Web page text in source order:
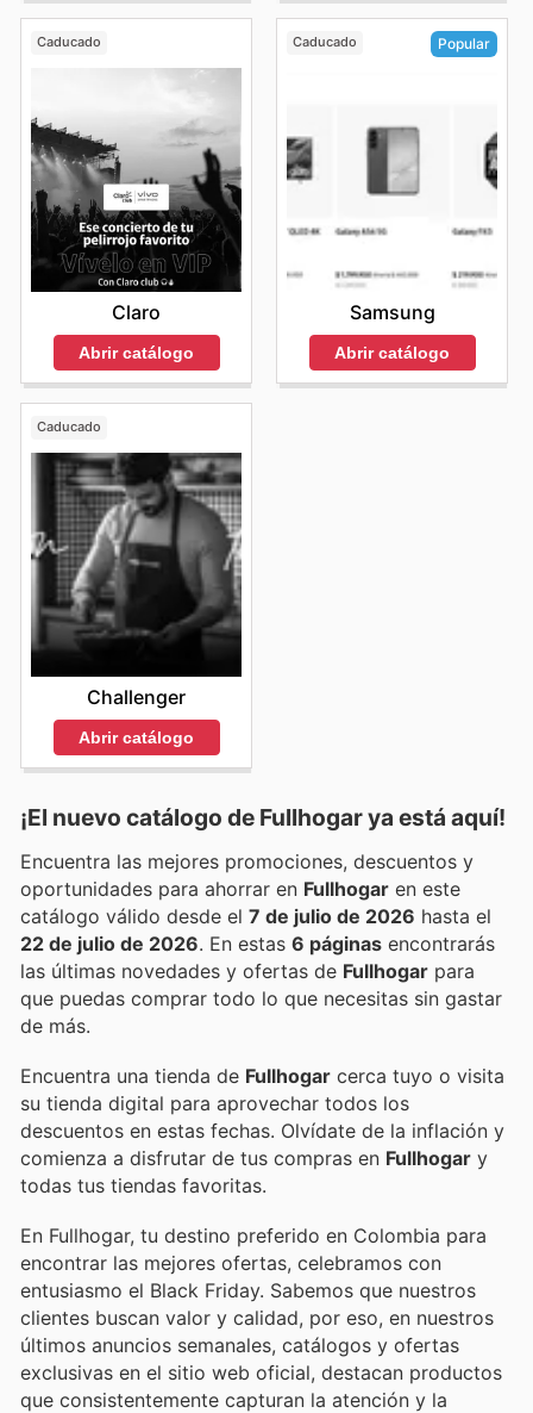
Caducado
Claro
Abrir catálogo
Caducado Popular
Samsung
Abrir catálogo
Caducado
Challenger
Abrir catálogo
¡El nuevo catálogo de Fullhogarya está aquí!
Encuentra las mejores promociones, descuentos y
oportunidades para ahorrar en Fullhogar en este
catálogo válido desde el 7 de julio de 2026 hasta el
22 de julio de 2026 . En estas 6 páginas encontrarás
las últimas novedades y ofertas de Fullhogar para
que puedas comprar todo lo que necesitas sin gastar
de más.
Encuentra una tienda de Fullhogar cerca tuyo o visita
su tienda digital para aprovechar todos los
descuentos en estas fechas. Olvídate de la inflación y
comienza a disfrutar de tus compras en Fullhogar y
todas tus tiendas favoritas.
En Fullhogar, tu destino preferido en Colombia para
encontrar las mejores ofertas, celebramos con
entusiasmo el Black Friday. Sabemos que nuestros
clientes buscan valor y calidad, por eso, en nuestros
últimos anuncios semanales, catálogos y ofertas
exclusivas en el sitio web oficial, destacan productos
que consistentemente capturan la atención y la